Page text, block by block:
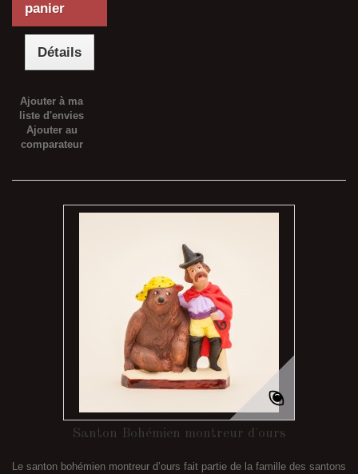
panier
Détails
Ajouter à ma
liste d'envies
Ajouter au
comparateur
Santon Bohémien montreur d'ours
Le santon bohémien montreur d’ours fait partie de la famille des santons